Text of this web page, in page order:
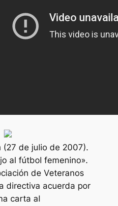
(27 de julio de 2007).
al fútbol femenino».
de Veteranos
directiva acuerda por
carta al